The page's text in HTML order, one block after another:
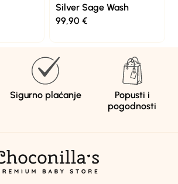
Silver Sage Wash
99,90 €
Sigurno plaćanje
Popusti i
pogodnosti